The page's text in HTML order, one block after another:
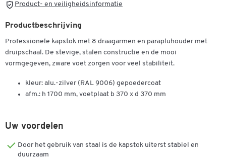
Product- en veiligheidsinformatie
Productbeschrijving
Professionele kapstok met 8 draagarmen en parapluhouder met
druipschaal. De stevige, stalen constructie en de mooi
vormgegeven, zware voet zorgen voor veel stabiliteit.
kleur: alu.-zilver (RAL 9006) gepoedercoat
afm.: h 1700 mm, voetplaat b 370 x d 370 mm
Uw voordelen
Door het gebruik van staal is de kapstok uiterst stabiel en
duurzaam